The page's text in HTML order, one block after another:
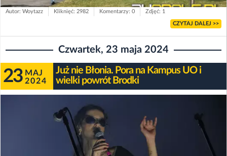
Autor: Woytazz Kliknięć: 2982 Komentarzy: 0 Zdjęć: 1
CZYTAJ DALEJ >>
Czwartek, 23 maja 2024
23 MAJ
2024
Już nie Błonia. Pora na Kampus UO i
wielki powrót Brodki